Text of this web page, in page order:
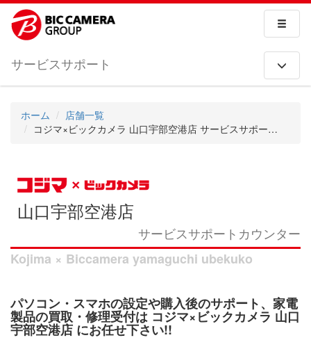
サービスサポート
ホーム
店舗一覧
コジマ×ビックカメラ 山口宇部空港店 サービスサポートカウンター
山口宇部空港店
サービスサポートカウンター
Kojima × Biccamera yamaguchi ubekuko
パソコン・スマホの設定や購入後のサポート、家電
製品の買取・修理受付は コジマ×ビックカメラ 山口
宇部空港店 にお任せ下さい!!